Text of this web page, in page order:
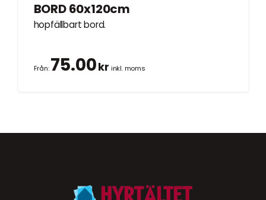
BORD 60x120cm
hopfällbart bord.
Från:75.00kr inkl. moms